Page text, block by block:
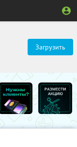
Загрузить